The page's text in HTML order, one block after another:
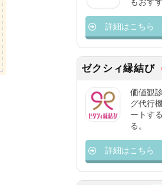
詳細はこちら
ゼクシィ縁結び
価値観
グ代行
ートす
る。
詳細はこちら